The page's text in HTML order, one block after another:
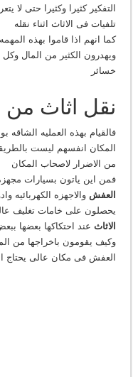
التفكير كثيرا وكثيرا حتى
تلفيات فى الاثاث اثناء نقله
كما انهم اذا قاموا بهذه
ويهدرون الكثير من المال
خسائر
نقل اثاث من
فالقيام بهذه العمليه
المكان انفسهم ليست
من الاضرار لاصحاب المكان
فمن اين ياتون بسيارات
العفش والاجهزه الكهربائيه
يحصلون على خامات تغليف
الاثاث عند احتكاكها بعضها
وكيف يقومون باخراجها من
العفش فى مكان عالى يحتاج